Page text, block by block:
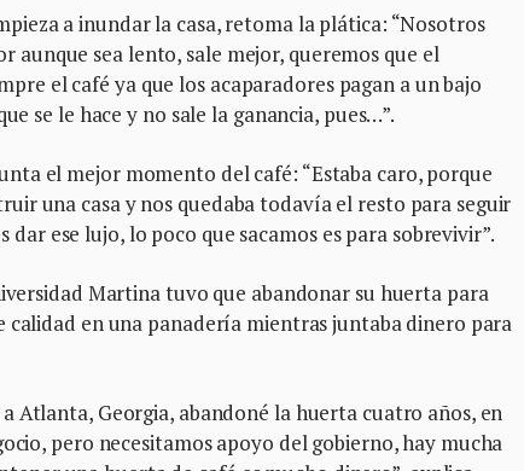
a inundar la casa, retoma la plática: “Nosotros
aunque sea lento, sale mejor, queremos que el
el café ya que los acaparadores pagan a un bajo
se le hace y no sale la ganancia, pues…”.
el mejor momento del café: “Estaba caro, porque
una casa y nos quedaba todavía el resto para seguir
ese lujo, lo poco que sacamos es para sobrevivir”.
Martina tuvo que abandonar su huerta para
en una panadería mientras juntaba dinero para
Atlanta, Georgia, abandoné la huerta cuatro años, en
pero necesitamos apoyo del gobierno, hay mucha